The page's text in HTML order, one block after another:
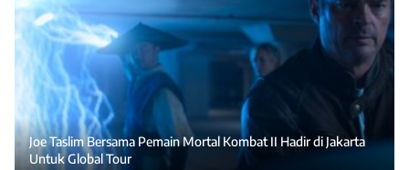
Joe Taslim Bersama Pemain Mortal Kombat II Hadir di Jakarta
Untuk Global Tour